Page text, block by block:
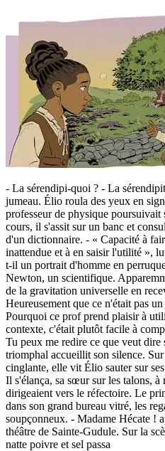
- La sérendipi-quoi ? - La
jumeau. Élio roula des yeux en
professeur de physique
cours, il s'assit sur un banc et
d'un dictionnaire. - « Capacité à
inattendue et à en saisir l'utilité »,
t-il un portrait d'homme en
Newton, un scientifique.
de la gravitation universelle en
Heureusement que ce n'était pas
Pourquoi ce prof prend plaisir à
contexte, c'était plutôt facile à
Tu peux me redire ce que veut
triomphal accueillit son silence.
cinglante, elle vit Élio sauter sur
Il s'élança, sa sœur sur les talons, à
dirigeaient vers le réfectoire. Le
dans son grand bureau vitré, les
soupçonneux. - Madame Hécate !
théâtre de Sainte-Gudule. Sur la
natte poivre et sel passa